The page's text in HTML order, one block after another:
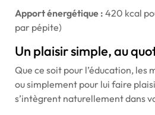
Apport énergétique : 420 kcal
par pépite)
Un plaisir simple, au
Que ce soit pour l’éducation, les
ou simplement pour lui faire
s’intègrent naturellement dans